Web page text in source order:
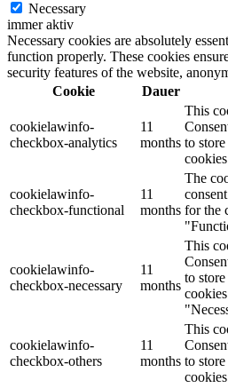
Necessary
immer aktiv
Necessary cookies are absolutely
function properly. These cookies
security features of the website,
Cookie
Dauer
cookielawinfo-
checkbox-analytics
11
months
This
to
cookielawinfo-
checkbox-functional
11
months
The
for the
cookielawinfo-
checkbox-necessary
11
months
This
to
cookielawinfo-
checkbox-others
11
months
This
to